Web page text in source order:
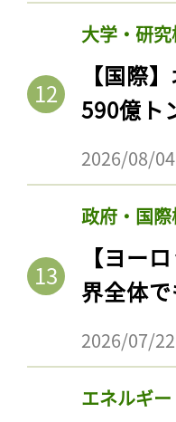
大学・研
【国際
590億ト
2026/08/04
政府・国
【ヨー
界全体
2026/07/22
エネルギ